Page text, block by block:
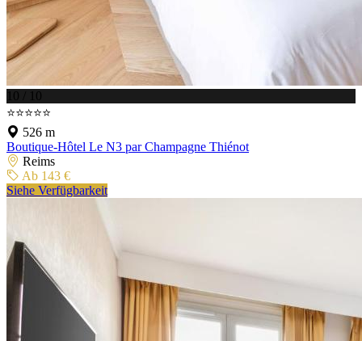
10 / 10
⭐⭐⭐⭐⭐
526 m
Boutique-Hôtel Le N3 par Champagne Thiénot
Reims
Ab 143 €
Siehe Verfügbarkeit